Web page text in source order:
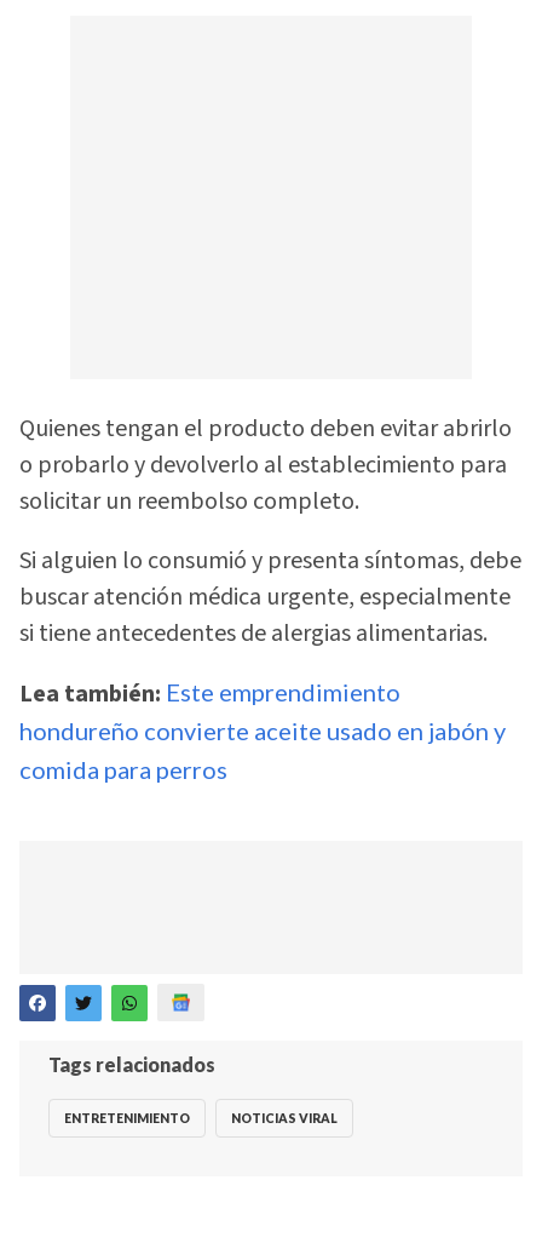
Quienes tengan el producto deben evitar abrirlo
o probarlo y devolverlo al establecimiento para
solicitar un reembolso completo.
Si alguien lo consumió y presenta síntomas, debe
buscar atención médica urgente, especialmente
si tiene antecedentes de alergias alimentarias.
Lea también: Este emprendimiento
hondureño convierte aceite usado en jabón y
comida para perros
Tags relacionados
ENTRETENIMIENTO NOTICIAS VIRAL